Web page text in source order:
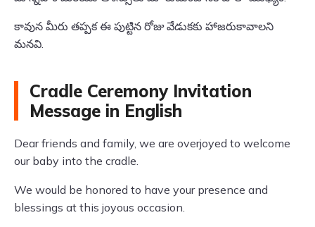
కావున మీరు తప్పక ఈ పుట్టిన రోజు వేడుకకు హాజరుకావాలని
మనవి.
Cradle Ceremony Invitation
Message in English
Dear friends and family, we are overjoyed to welcome
our baby into the cradle.
We would be honored to have your presence and
blessings at this joyous occasion.